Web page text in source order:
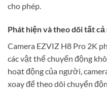
cho phép.
Phát hiện và theo dõi tất
Camera EZVIZ H8 Pro 2K
các vật thể chuyển động
hoạt động của người,
xoay để theo dõi chuyển